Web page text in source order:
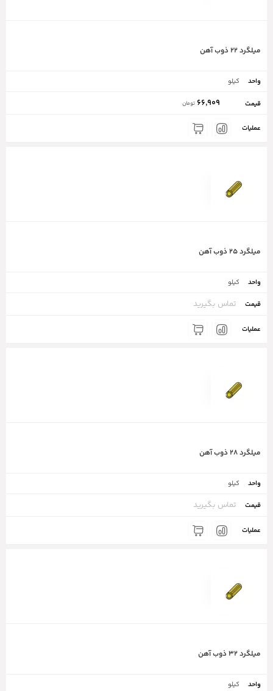
میلگرد ۲۲ ذوب آهن
کیلو
66,909 تومان
میلگرد ۲۵ ذوب آهن
کیلو
تماس بگیرید
میلگرد ۲۸ ذوب آهن
کیلو
تماس بگیرید
میلگرد ۳۲ ذوب آهن
کیلو